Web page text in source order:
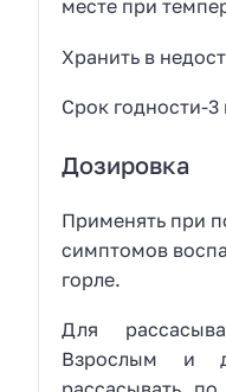
месте при
Хранить в
Срок годности-3
Дозировка
Применять при
симптомов
горле.
Для
Взрослым и